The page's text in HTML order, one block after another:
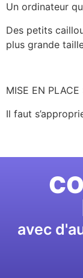
Un ordinateur
Des petits
plus grande
MISE EN PLACE
Il faut
avec